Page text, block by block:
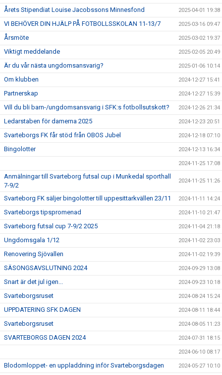
Årets Stipendiat Louise Jacobssons Minnesfond 2025-04-01 19:38
VI BEHÖVER DIN HJÄLP PÅ FOTBOLLSSKOLAN 11-13/7 2025-03-16 09:47
Årsmöte 2025-03-02 19:37
Viktigt meddelande 2025-02-05 20:49
Är du vår nästa ungdomsansvarig? 2025-01-06 10:14
Om klubben 2024-12-27 15:41
Partnerskap 2024-12-27 15:39
Vill du bli barn-/ungdomsansvarig i SFK:s fotbollsutskott? 2024-12-26 21:34
Ledarstaben för damerna 2025 2024-12-23 20:51
Svarteborgs FK får stöd från OBOS Jubel 2024-12-18 07:10
Bingolotter 2024-12-13 16:34
2024-11-25 17:08
Anmälningar till Svarteborg futsal cup i Munkedal sporthall
7-9/2
2024-11-25 11:26
Svarteborg FK säljer bingolotter till uppesittarkvällen 23/11 2024-11-11 14:24
Svarteborgs tipspromenad 2024-11-10 21:47
Svarteborg futsal cup 7-9/2 2025 2024-11-04 21:18
Ungdomsgala 1/12 2024-11-02 23:03
Renovering Sjövallen 2024-11-02 19:39
SÄSONGSAVSLUTNING 2024 2024-09-29 13:08
Snart är det jul igen... 2024-09-23 10:18
Svarteborgsruset 2024-08-24 15:24
UPPDATERING SFK DAGEN 2024-08-11 18:44
Svarteborgsruset 2024-08-05 11:23
SVARTEBORGS DAGEN 2024 2024-07-31 18:15
2024-06-10 08:17
Blodomloppet- en uppladdning inför Svarteborgsdagen 2024-05-27 10:10